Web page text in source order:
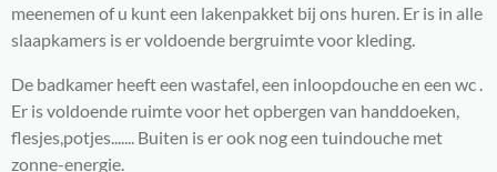
meenemen of u kunt een lakenpakket bij ons huren. Er is in alle
slaapkamers is er voldoende bergruimte voor kleding.
De badkamer heeft een wastafel, een inloopdouche en een wc .
Er is voldoende ruimte voor het opbergen van handdoeken,
flesjes,potjes....... Buiten is er ook nog een tuindouche met
zonne-energie.